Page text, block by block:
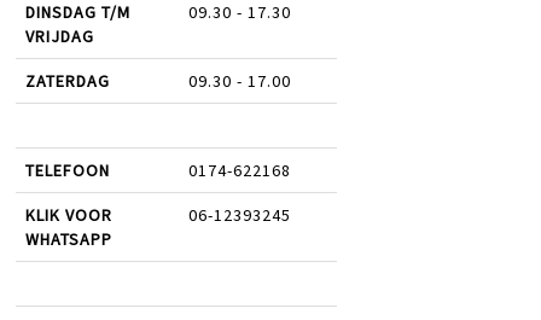
DINSDAG T/M
VRIJDAG
09.30 - 17.30
ZATERDAG 09.30 - 17.00
TELEFOON 0174-622168
KLIK VOOR
WHATSAPP
06-12393245